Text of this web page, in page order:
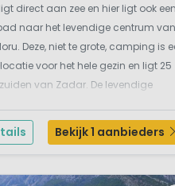
direct aan zee en hier ligt ook een
naar het levendige centrum van
Deze, niet te grote, camping is
voor het hele gezin en ligt 25
van Zadar. De levendige
Ben je een liefhebber van
be...
Bekijk 1 aanbieders